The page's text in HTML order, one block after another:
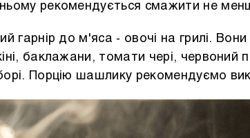
рекомендується смажити не
гарнір до м'яса - овочі на грилі.
баклажани, томати чері, червоний
Порцію шашлику рекомендуємо